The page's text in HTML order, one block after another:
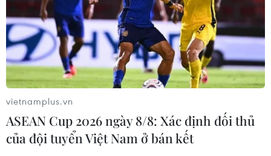
thương mại với Việt Nam
03/07/2025 00:32
Thị trường chứng khoán Mỹ đã đảo chiều đi lên sau khi
Mỹ và Việt Nam đạt được một thỏa thuận thương mại,
trong đó Mỹ áp mức thuế 20% đối với nhiều mặt hàng
xuất khẩu của Việt Nam.
vietnamplus.vn
ASEAN Cup 2026 ngày 8/8: Xác định đối thủ
của đội tuyển Việt Nam ở bán kết